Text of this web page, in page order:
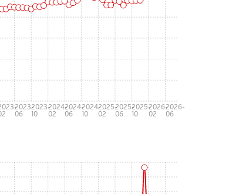
2023-
06
2023-
10
2024-
02
2024-
06
2024-
10
2025-
02
2025-
06
2025-
10
2026-
02
2026-
06